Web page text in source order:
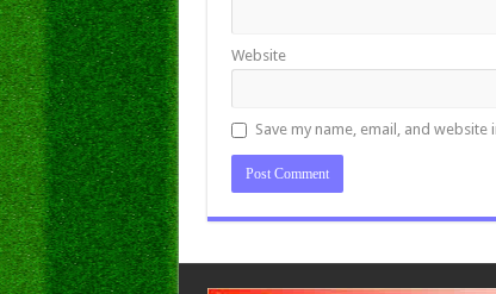
Website
Save my name, email, and